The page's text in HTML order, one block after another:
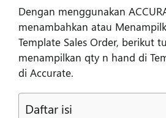
Upgrade
Larger
Image
Dengan menggunakan
menambahkan atau
Template Sales Order, berikut
menampilkan qty n hand di
di Accurate.
Daftar isi